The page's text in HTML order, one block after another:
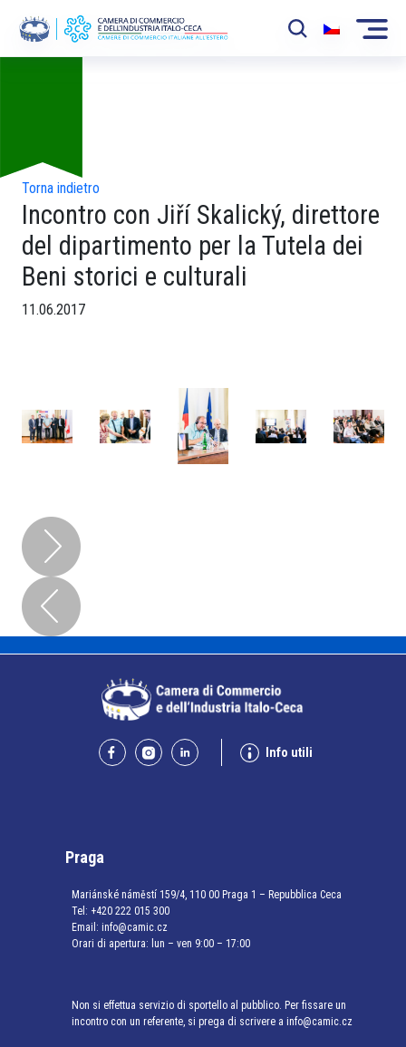
Eventi
Sviluppo Mercato
Soci
Torna indietro
Incontro con Jiří Skalický, direttore
del dipartimento per la Tutela dei
Beni storici e culturali
11.06.2017
Info utili
Praga
Mariánské náměstí 159/4, 110 00 Praga 1 – Repubblica Ceca
Tel: +420 222 015 300
Email: info@camic.cz
Orari di apertura: lun – ven 9:00 – 17:00
Non si effettua servizio di sportello al pubblico. Per fissare un
incontro con un referente, si prega di scrivere a info@camic.cz